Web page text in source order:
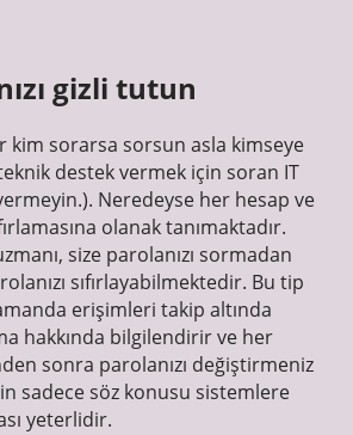
gizli tutun
kim sorarsa sorsun asla kimseye
destek vermek için soran IT
Neredeyse her hesap ve
olanak tanımaktadır.
size parolanızı sormadan
sıfırlayabilmektedir. Bu tip
erişimleri takip altında
hakkında bilgilendirir ve her
sonra parolanızı değiştirmeniz
sadece söz konusu sistemlere
yeterlidir.